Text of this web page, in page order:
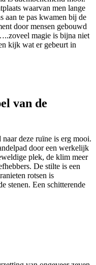
waarvan men lange
aan te pas kwamen bij de
door mensen gebouwd
magie is bijna niet
kijk wat er gebeurt in
van de
deze ruïne is erg mooi.
door een werkelijk
plek, de klim meer
De stilte is een
rotsen is
stenen. Een schitterende